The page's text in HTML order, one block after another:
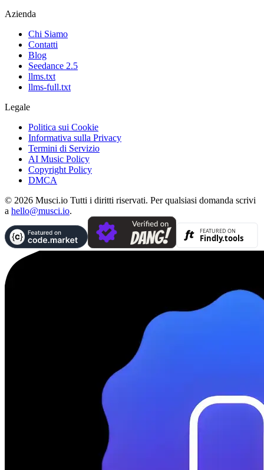
Azienda
Chi Siamo
Contatti
Blog
Seedance 2.5
llms.txt
llms-full.txt
Legale
Politica sui Cookie
Informativa sulla Privacy
Termini di Servizio
AI Music Policy
Copyright Policy
DMCA
© 2026 Musci.io Tutti i diritti riservati. Per qualsiasi domanda scrivi
a hello@musci.io.